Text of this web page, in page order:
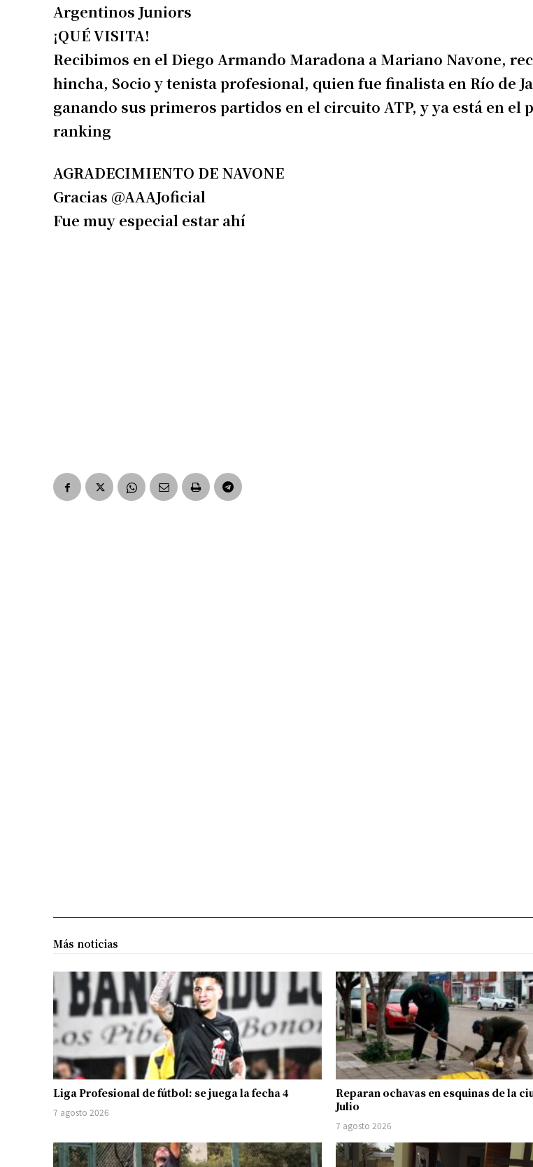
Suscribirme gratis
Dirección de correo electrónico*
Argentinos Juniors
¡QUÉ VISITA!
Recibimos en el Diego Armando Maradona a Mariano Navone,
hincha, Socio y tenista profesional, quien fue finalista en Río de
ganando sus primeros partidos en el circuito ATP, y ya está en el
ranking
AGRADECIMIENTO DE NAVONE
Gracias @AAAJoficial
Fue muy especial estar ahí
Más noticias
Liga Profesional de fútbol: se juega la fecha 4
7 agosto 2026
Reparan ochavas en esquinas de la
Julio
7 agosto 2026